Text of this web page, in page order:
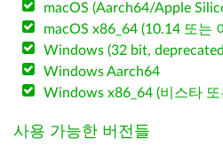
macOS (Aarch64/Apple
macOS x86_64 (10.14 또는
Windows (32 bit,
Windows Aarch64
Windows x86_64 (비스타
사용 가능한 버전들